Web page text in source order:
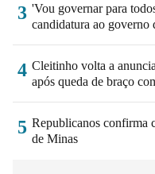
3 'Vou governar para
candidatura ao governo
4 Cleitinho volta a
após queda de braço
5 Republicanos confirma
de Minas